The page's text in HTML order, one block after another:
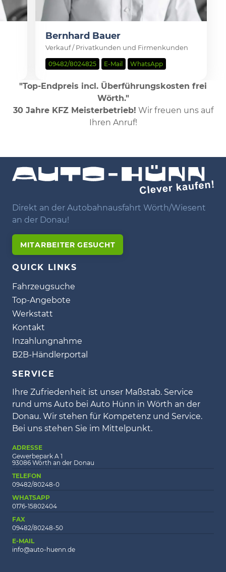
Bernhard Bauer
Verkauf / Privatkunden und Firmenkunden
09482/8024825 E-Mail WhatsApp
"Top-Endpreis incl. Überführungskosten frei
Wörth."
30 Jahre KFZ Meisterbetrieb! Wir freuen uns auf
Ihren Anruf!
Direkt an der Autobahnausfahrt Wörth/Wiesent
an der Donau!
MITARBEITER GESUCHT
QUICK LINKS
Fahrzeugsuche
Top-Angebote
Werkstatt
Kontakt
Inzahlungnahme
B2B-Händlerportal
SERVICE
Ihre Zufriedenheit ist unser Maßstab. Service
rund ums Auto bei Auto Hünn in Wörth an der
Donau. Wir stehen für Kompetenz und Service.
Bei uns stehen Sie im Mittelpunkt.
ADRESSE
Gewerbepark A 1
93086 Wörth an der Donau
TELEFON
09482/80248-0
WHATSAPP
0176-15802404
FAX
09482/80248-50
E-MAIL
info@auto-huenn.de